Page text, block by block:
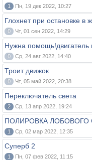
1 Пн, 19 дек 2022, 10:27
Глохнет при остановке в
0 Чт, 01 сен 2022, 14:29
Нужна
0 Ср, 24 авг 2022, 14:40
Троит движок
0 Чт, 05 май 2022, 20:38
Переключатель света
2 Ср, 13 апр 2022, 19:24
ПОЛИРОВКА ЛОБОВОГО
1 Ср, 02 мар 2022, 12:35
Суперб 2
1 Пн, 07 фев 2022, 11:15